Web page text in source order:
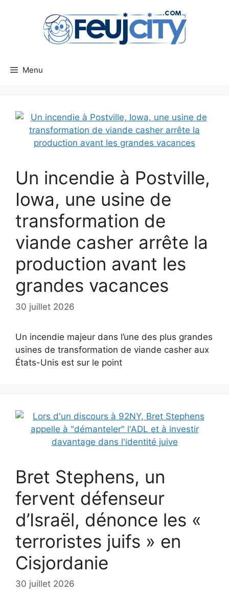
Menu
Un incendie à Postville,
Iowa, une usine de
transformation de
viande casher arrête la
production avant les
grandes vacances
30 juillet 2026
Un incendie majeur dans l’une des plus grandes
usines de transformation de viande casher aux
États-Unis est sur le point
Bret Stephens, un
fervent défenseur
d’Israël, dénonce les «
terroristes juifs » en
Cisjordanie
30 juillet 2026